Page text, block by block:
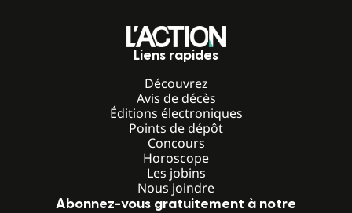
Liens rapides
Découvrez
Avis de décès
Éditions électroniques
Points de dépôt
Concours
Horoscope
Les jobins
Nous joindre
Abonnez-vous gratuitement à notre